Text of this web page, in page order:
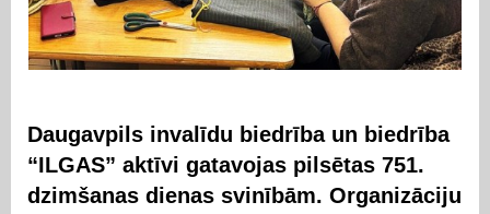
Daugavpils invalīdu biedrība un biedrība
“ILGAS” aktīvi gatavojas pilsētas 751.
dzimšanas dienas svinībām. Organizāciju